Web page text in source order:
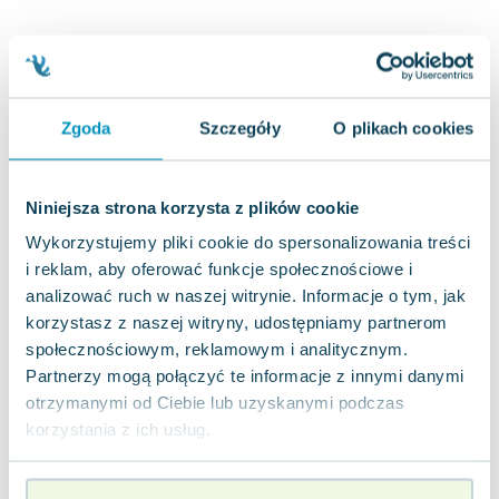
Zgoda Szczegóły O plikach cookies
Niniejsza strona korzysta z plików cookie
Wykorzystujemy pliki cookie do spersonalizowania treści
i reklam, aby oferować funkcje społecznościowe i
analizować ruch w naszej witrynie. Informacje o tym, jak
korzystasz z naszej witryny, udostępniamy partnerom
społecznościowym, reklamowym i analitycznym.
Partnerzy mogą połączyć te informacje z innymi danymi
otrzymanymi od Ciebie lub uzyskanymi podczas
korzystania z ich usług.
Aleksander Puszkin
Oscar Wilde
Małgorzata Ohme
Maddie Ziegler
Joanna Racewicz
Maria Seweryn
Janina Zającówna
Eric Helms
Anna Prus (oprac.)
Nela Mała Reporterka
Agnieszka Maciąg
Barbara Wrzesińska
Virginia Woolf